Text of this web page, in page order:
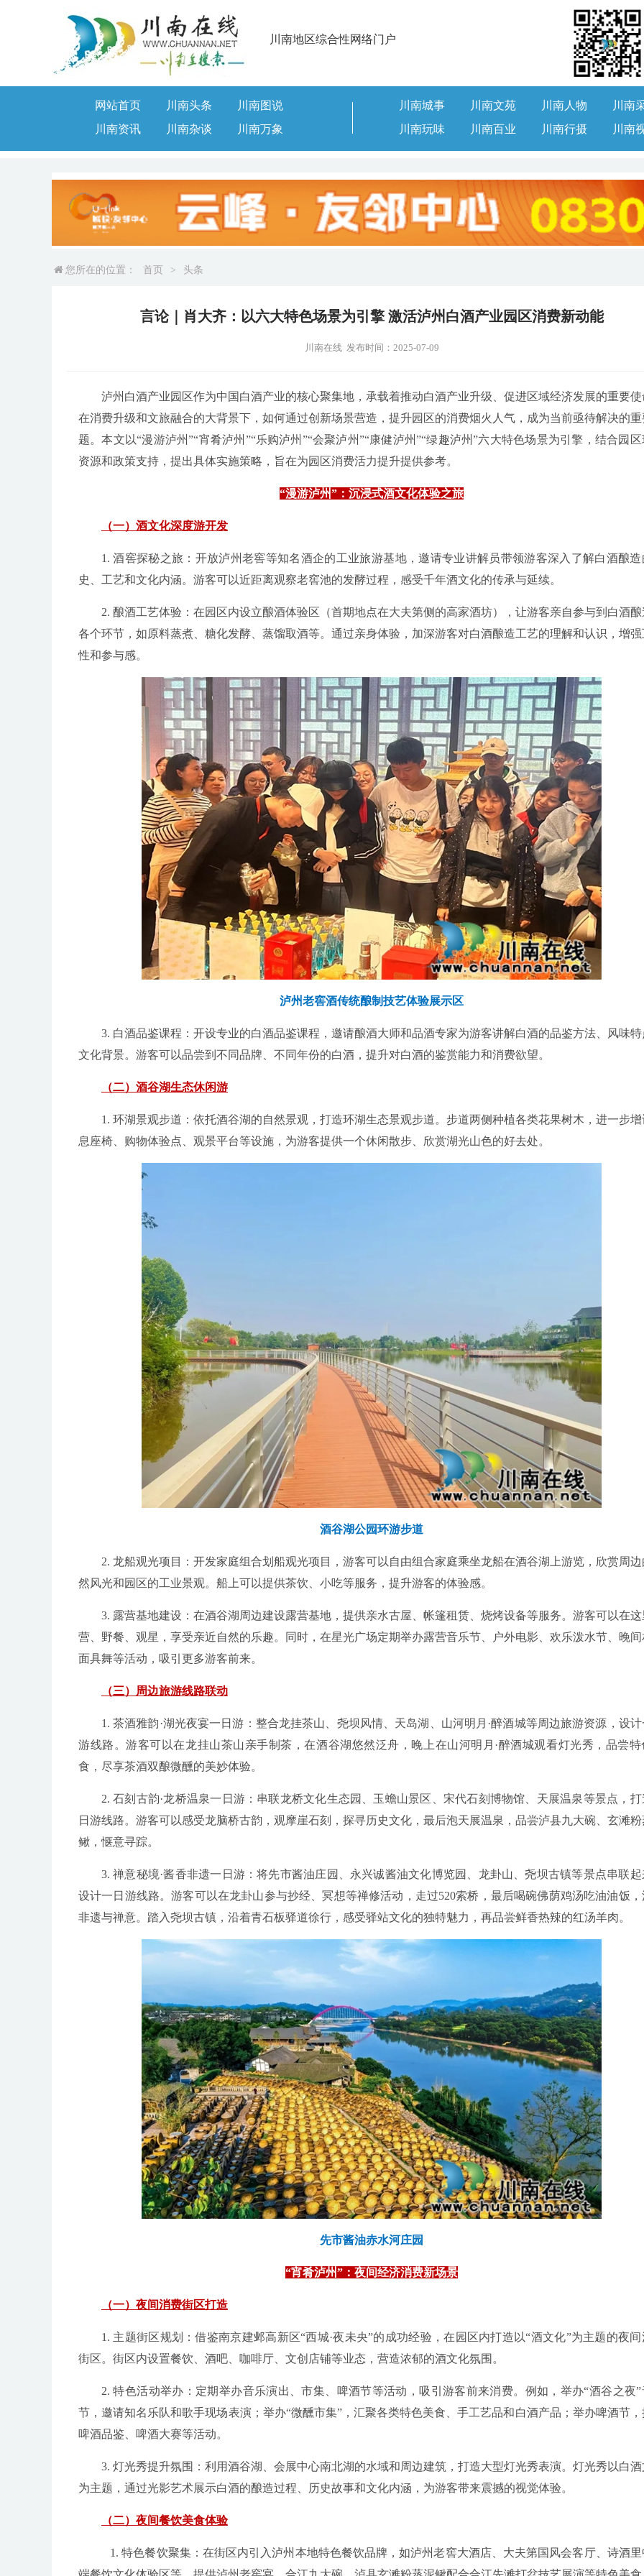
川南地区综合性网络门户
网站首页 川南头条
川南图说
川南资讯
川南杂谈 川南万象
川南城事 川南文苑 川南人物
川南
川南玩味
川南百业 川南行摄 川南
您所在的位置： 首页 > 头条
言论｜肖大齐：以六大特色场景为引擎 激活泸州白酒产业园区消费新动能
川南在线 发布时间：2025-07-09
泸州白酒产业园区作为中国白酒产业的核心聚集地，承载着推动白酒产业升级、促进区域经济发展的重要
在消费升级和文旅融合的大背景下，如何通过创新场景营造，提升园区的消费烟火人气，成为当前亟待解决的
题。本文以“漫游泸州”“宵肴泸州”“乐购泸州”“会聚泸州”“康健泸州”“绿趣泸州”六大特色场景为引擎，结合园
资源和政策支持，提出具体实施策略，旨在为园区消费活力提升提供参考。
“漫游泸州”：沉浸式酒文化体验之旅
（一）酒文化深度游开发
1. 酒窖探秘之旅：开放泸州老窖等知名酒企的工业旅游基地，邀请专业讲解员带领游客深入了解白酒酿造
史、工艺和文化内涵。游客可以近距离观察老窖池的发酵过程，感受千年酒文化的传承与延续。
2. 酿酒工艺体验：在园区内设立酿酒体验区（首期地点在大夫第侧的高家酒坊），让游客亲自参与到白酒
各个环节，如原料蒸煮、糖化发酵、蒸馏取酒等。通过亲身体验，加深游客对白酒酿造工艺的理解和认识，增
性和参与感。
泸州老窖酒传统酿制技艺体验展示区
3. 白酒品鉴课程：开设专业的白酒品鉴课程，邀请酿酒大师和品酒专家为游客讲解白酒的品鉴方法、风味
文化背景。游客可以品尝到不同品牌、不同年份的白酒，提升对白酒的鉴赏能力和消费欲望。
（二）酒谷湖生态休闲游
1. 环湖景观步道：依托酒谷湖的自然景观，打造环湖生态景观步道。步道两侧种植各类花果树木，进一步
息座椅、购物体验点、观景平台等设施，为游客提供一个休闲散步、欣赏湖光山色的好去处。
酒谷湖公园环游步道
2. 龙船观光项目：开发家庭组合划船观光项目，游客可以自由组合家庭乘坐龙船在酒谷湖上游览，欣赏周
然风光和园区的工业景观。船上可以提供茶饮、小吃等服务，提升游客的体验感。
3. 露营基地建设：在酒谷湖周边建设露营基地，提供亲水古屋、帐篷租赁、烧烤设备等服务。游客可以在
营、野餐、观星，享受亲近自然的乐趣。同时，在星光广场定期举办露营音乐节、户外电影、欢乐泼水节、晚
面具舞等活动，吸引更多游客前来。
（三）周边旅游线路联动
1. 茶酒雅韵·湖光夜宴一日游：整合龙挂茶山、尧坝风情、天岛湖、山河明月·醉酒城等周边旅游资源，设
游线路。游客可以在龙挂山茶山亲手制茶，在酒谷湖悠然泛舟，晚上在山河明月·醉酒城观看灯光秀，品尝特
食，尽享茶酒双酿微醺的美妙体验。
2. 石刻古韵·龙桥温泉一日游：串联龙桥文化生态园、玉蟾山景区、宋代石刻博物馆、天展温泉等景点，
日游线路。游客可以感受龙脑桥古韵，观摩崖石刻，探寻历史文化，最后泡天展温泉，品尝泸县九大碗、玄滩
鳅，惬意寻踪。
3. 禅意秘境·酱香非遗一日游：将先市酱油庄园、永兴诚酱油文化博览园、龙卦山、尧坝古镇等景点串联起
设计一日游线路。游客可以在龙卦山参与抄经、冥想等禅修活动，走过520索桥，最后喝碗佛荫鸡汤吃油油饭，
非遗与禅意。踏入尧坝古镇，沿着青石板驿道徐行，感受驿站文化的独特魅力，再品尝鲜香热辣的红汤羊肉。
先市酱油赤水河庄园
“宵肴泸州”：夜间经济消费新场景
（一）夜间消费街区打造
1. 主题街区规划：借鉴南京建邺高新区“西城·夜未央”的成功经验，在园区内打造以“酒文化”为主题的夜
街区。街区内设置餐饮、酒吧、咖啡厅、文创店铺等业态，营造浓郁的酒文化氛围。
2. 特色活动举办：定期举办音乐演出、市集、啤酒节等活动，吸引游客前来消费。例如，举办“酒谷之夜”
节，邀请知名乐队和歌手现场表演；举办“微醺市集”，汇聚各类特色美食、手工艺品和白酒产品；举办啤酒节
啤酒品鉴、啤酒大赛等活动。
3. 灯光秀提升氛围：利用酒谷湖、会展中心南北湖的水域和周边建筑，打造大型灯光秀表演。灯光秀以白
为主题，通过光影艺术展示白酒的酿造过程、历史故事和文化内涵，为游客带来震撼的视觉体验。
（二）夜间餐饮美食体验
1. 特色餐饮聚集：在街区内引入泸州本地特色餐饮品牌，如泸州老窖大酒店、大夫第国风会客厅、诗酒里